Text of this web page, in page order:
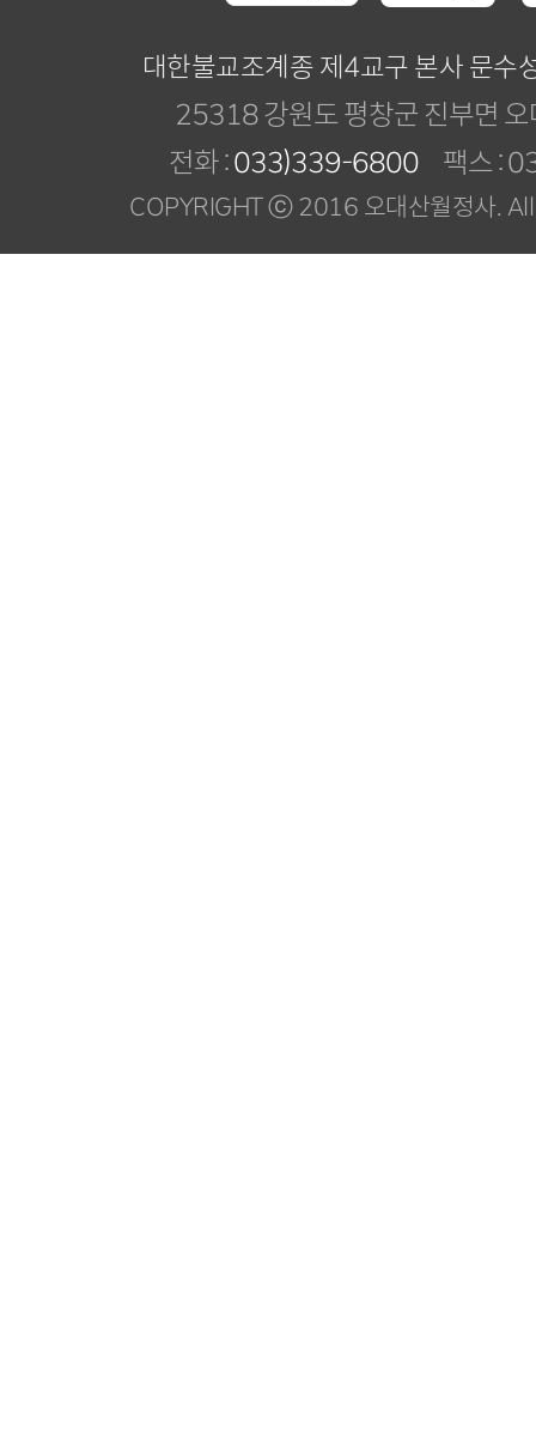
대한불교조계종 제4교구 본사 문수
25318 강원도 평창군 진부면
전화 :033)339-6800 팩스 :
COPYRIGHT ⓒ 2016 오대산월정사.